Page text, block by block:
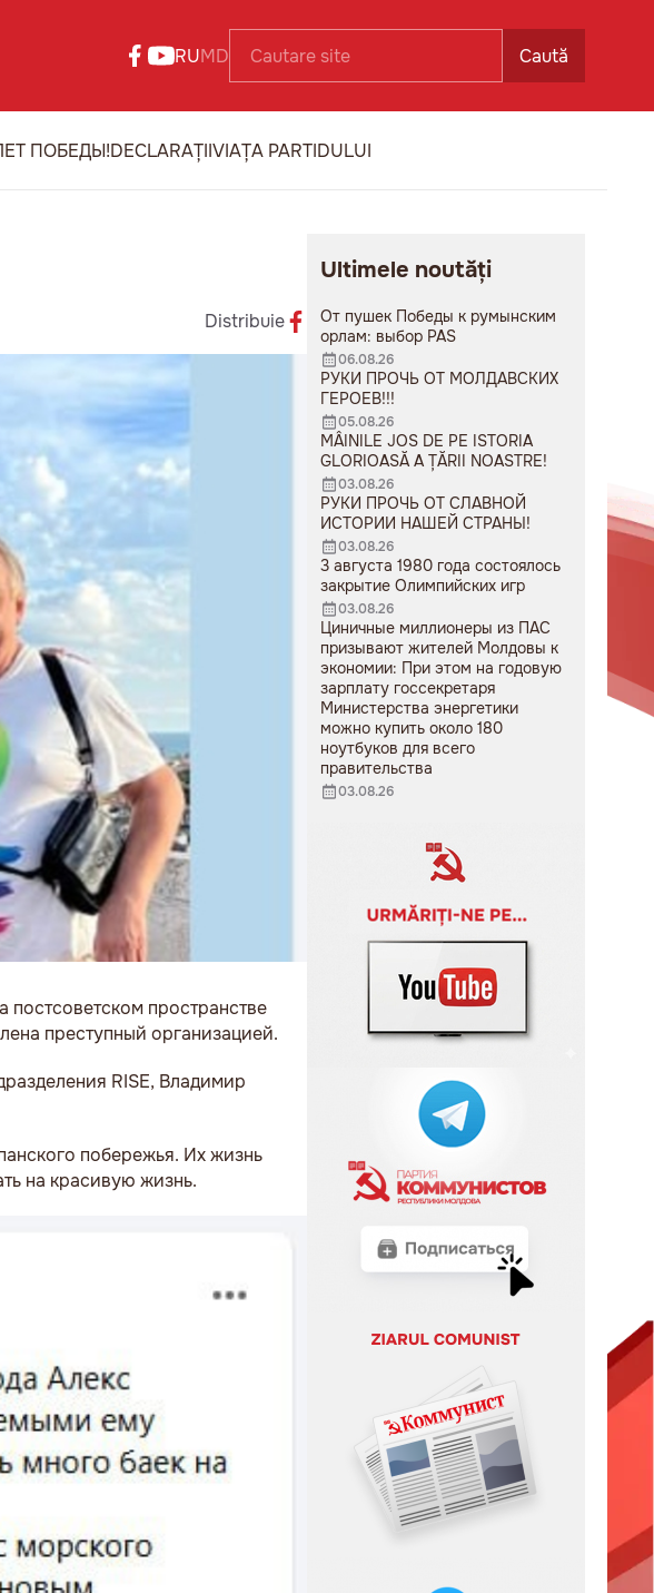
RUMD Caută
ПОБЕДЫ!DECLARAȚIIVIAȚA PARTIDULUI
Distribuie
пространстве
преступный организацией.
RISE, Владимир
побережья. Их жизнь
на красивую жизнь.
Ultimele noutăți
От пушек Победы к румынским
орлам: выбор PAS
06.08.26
РУКИ ПРОЧЬ ОТ МОЛДАВСКИХ
ГЕРОЕВ!!!
05.08.26
MÂINILE JOS DE PE ISTORIA
GLORIOASĂ A ȚĂRII NOASTRE!
03.08.26
РУКИ ПРОЧЬ ОТ СЛАВНОЙ
ИСТОРИИ НАШЕЙ СТРАНЫ!
03.08.26
3 августа 1980 года состоялось
закрытие Олимпийских игр
03.08.26
Циничные миллионеры из ПАС
призывают жителей Молдовы к
экономии: При этом на годовую
зарплату госсекретаря
Министерства энергетики
можно купить около 180
ноутбуков для всего
правительства
03.08.26